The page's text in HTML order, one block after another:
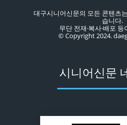
대구시니어신문의 모든 콘텐츠
습니다.
무단 전재·복사·배포
© Copyright 2024.
시니어신문